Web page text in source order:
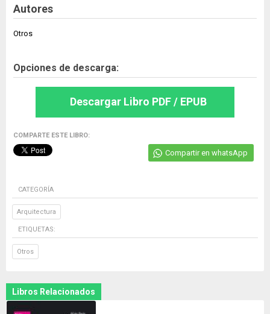
Autores
Otros
Opciones de descarga:
Descargar Libro PDF / EPUB
COMPARTE ESTE LIBRO:
Compartir en whatsApp
CATEGORÍA
Arquitectura
ETIQUETAS:
Otros
Libros Relacionados